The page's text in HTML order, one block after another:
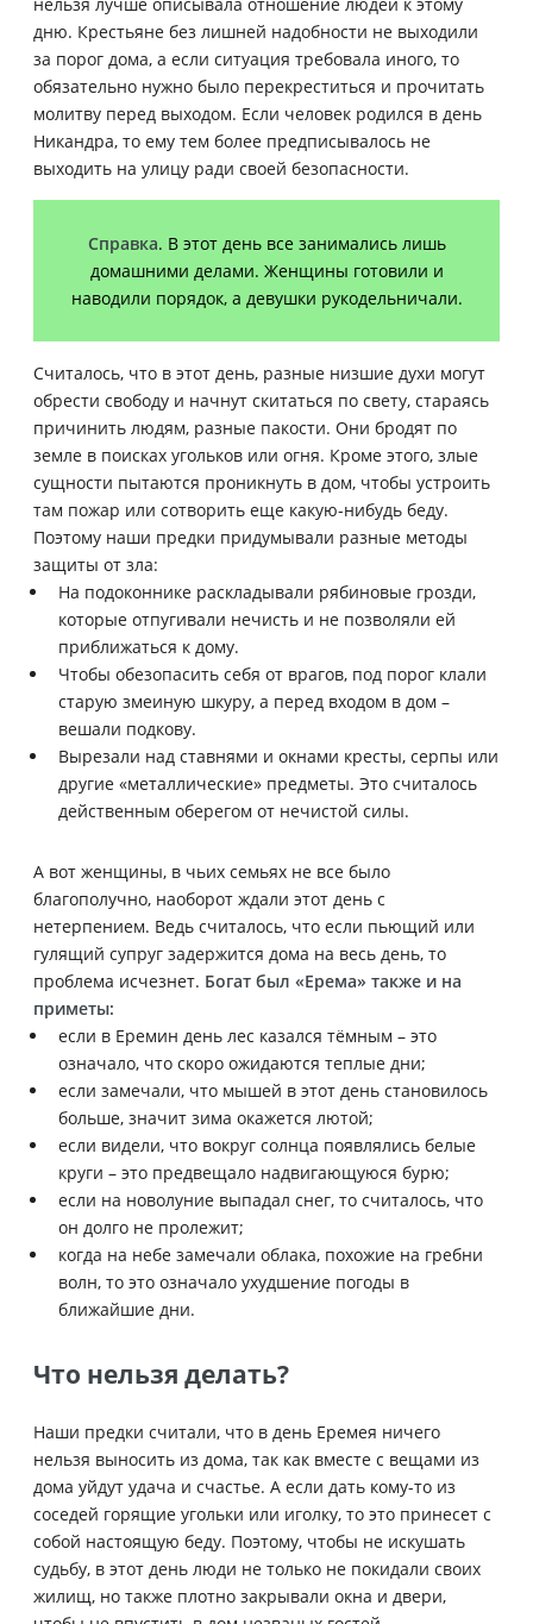
дню. Крестьяне без лишней надобности не выходили
за порог дома, а если ситуация требовала иного, то
обязательно нужно было перекреститься и прочитать
молитву перед выходом. Если человек родился в день
Никандра, то ему тем более предписывалось не
выходить на улицу ради своей безопасности.
Справка. В этот день все занимались лишь
домашними делами. Женщины готовили и
наводили порядок, а девушки рукодельничали.
Считалось, что в этот день, разные низшие духи могут
обрести свободу и начнут скитаться по свету, стараясь
причинить людям, разные пакости. Они бродят по
земле в поисках угольков или огня. Кроме этого, злые
сущности пытаются проникнуть в дом, чтобы устроить
там пожар или сотворить еще какую-нибудь беду.
Поэтому наши предки придумывали разные методы
защиты от зла:
На подоконнике раскладывали рябиновые грозди,
которые отпугивали нечисть и не позволяли ей
приближаться к дому.
Чтобы обезопасить себя от врагов, под порог клали
старую змеиную шкуру, а перед входом в дом –
вешали подкову.
Вырезали над ставнями и окнами кресты, серпы или
другие «металлические» предметы. Это считалось
действенным оберегом от нечистой силы.
А вот женщины, в чьих семьях не все было
благополучно, наоборот ждали этот день с
нетерпением. Ведь считалось, что если пьющий или
гулящий супруг задержится дома на весь день, то
проблема исчезнет. Богат был «Ерема» также и на
приметы:
если в Еремин день лес казался тёмным – это
означало, что скоро ожидаются теплые дни;
если замечали, что мышей в этот день становилось
больше, значит зима окажется лютой;
если видели, что вокруг солнца появлялись белые
круги – это предвещало надвигающуюся бурю;
если на новолуние выпадал снег, то считалось, что
он долго не пролежит;
когда на небе замечали облака, похожие на гребни
волн, то это означало ухудшение погоды в
ближайшие дни.
Что нельзя делать?
Наши предки считали, что в день Еремея ничего
нельзя выносить из дома, так как вместе с вещами из
дома уйдут удача и счастье. А если дать кому-то из
соседей горящие угольки или иголку, то это принесет с
собой настоящую беду. Поэтому, чтобы не искушать
судьбу, в этот день люди не только не покидали своих
жилищ, но также плотно закрывали окна и двери,